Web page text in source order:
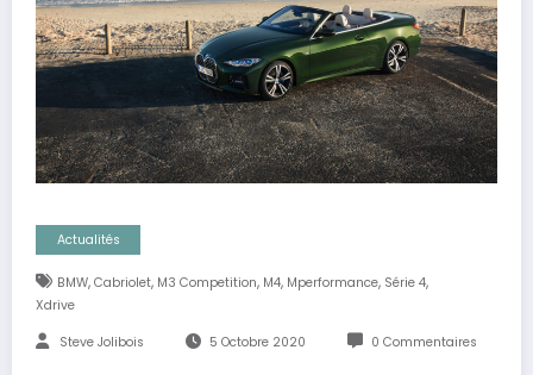
Actualités
BMW, Cabriolet, M3 Competition, M4, Mperformance, Série 4,
Xdrive
Steve Jolibois 5 Octobre 2020 0 Commentaires